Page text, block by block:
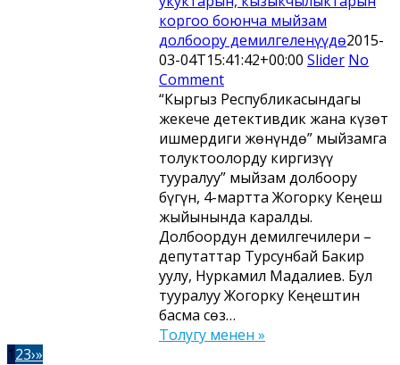
коргоо боюнча мыйзам
долбоору демилгеленүүдө2015-
03-04T15:41:42+00:00 Slider No
Comment
“Кыргыз Республикасындагы
жекече детективдик жана күзөт
ишмердиги жөнүндө” мыйзамга
толуктоолорду киргизүү
тууралуу” мыйзам долбоору
бүгүн, 4-мартта Жогорку Кеңеш
жыйынында каралды.
Долбоордун демилгечилери –
депутаттар Турсунбай Бакир
уулу, Нуркамил Мадалиев. Бул
тууралуу Жогорку Кеңештин
басма сөз…
Толугу менен »
123›»